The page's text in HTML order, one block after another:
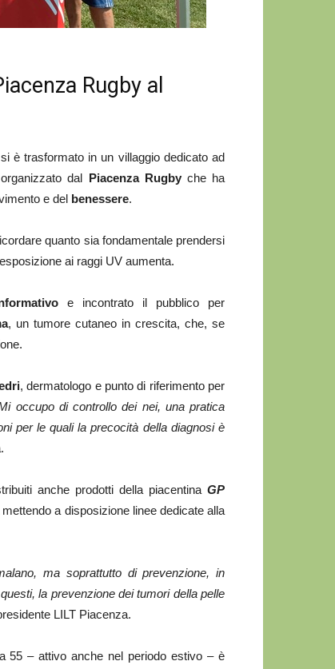
Rugby al
si è trasformato in un villaggio dedicato ad
dal Piacenza Rugby che ha
e del benessere.
quanto sia fondamentale prendersi
ai raggi UV aumenta.
e incontrato il pubblico per
, un tumore cutaneo in crescita, che, se
, dermatologo e punto di riferimento per
occupo di controllo dei nei, una pratica
per le quali la precocità della diagnosi è
anche prodotti della piacentinaGP
a disposizione linee dedicate alla
ma soprattutto di prevenzione, in
la prevenzione dei tumori della pelle
LILT Piacenza.
55 – attivo anche nel periodo estivo – è